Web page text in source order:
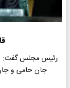
رئیس مجلس گفت:
جان حامی و